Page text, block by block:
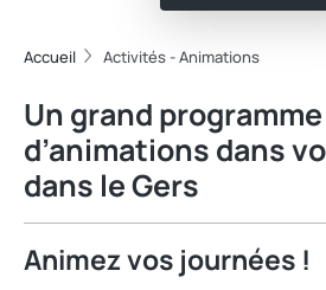
Accueil Activités - Animations
Un grand programme
d’animations dans
dans le Gers
Animez vos journées !